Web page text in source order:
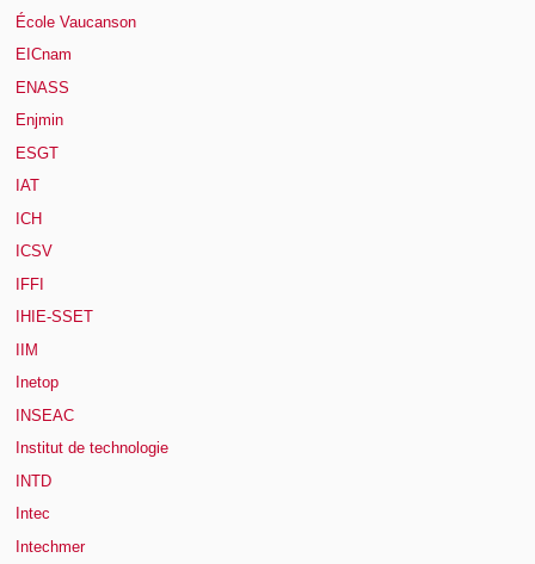
École Vaucanson
EICnam
ENASS
Enjmin
ESGT
IAT
ICH
ICSV
IFFI
IHIE-SSET
IIM
Inetop
INSEAC
Institut de technologie
INTD
Intec
Intechmer